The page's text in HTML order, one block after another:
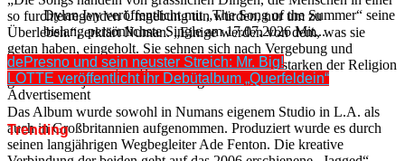
so furchterregenden Umgebung tun würden, nur um zu
Überleben.“, erklärt Numan. „Einige werden von dem, was sie
getan haben, eingeholt. Sie sehnen sich nach Vergebung und
entdecken ein altes, religiöses Buch. Mit dem Erstarken der Religion
geht es dann jedoch erst recht bergab.“
Das Album wurde sowohl in Numans eigenem Studio in L.A. als
auch in Großbritannien aufgenommen. Produziert wurde es durch
seinen langjährigen Wegbegleiter Ade Fenton. Die kreative
Dylan Ivy veröffentlicht mit „The Song of the Summer“ seine
bislang persönlichste Single am 17.07.2026 Mit...
dePresno und sein neuster Streich: Mr. Big!
LOTTE veröffentlicht ihr Debütalbum „Querfeldein“
Advertisement
Trending